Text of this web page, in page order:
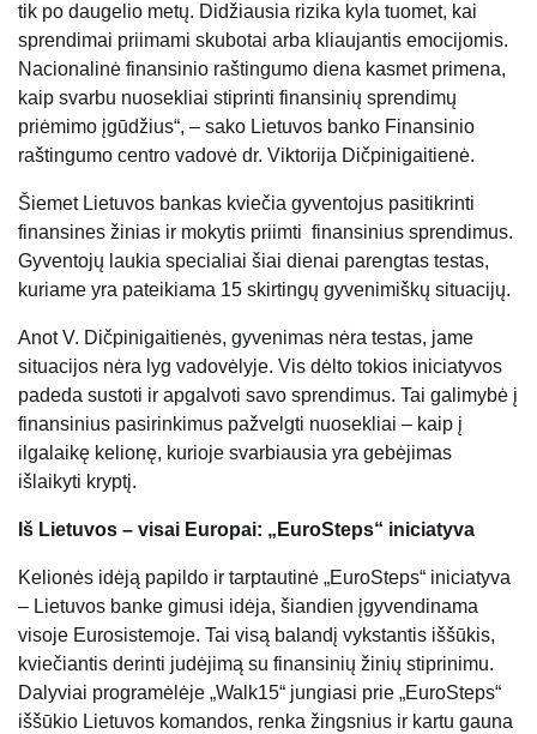
tik po daugelio metų. Didžiausia rizika kyla tuomet, kai
sprendimai priimami skubotai arba kliaujantis emocijomis.
Nacionalinė finansinio raštingumo diena kasmet primena,
kaip svarbu nuosekliai stiprinti finansinių sprendimų
priėmimo įgūdžius“, – sako Lietuvos banko Finansinio
raštingumo centro vadovė dr. Viktorija Dičpinigaitienė.
Šiemet Lietuvos bankas kviečia gyventojus pasitikrinti
finansines žinias ir mokytis priimti finansinius sprendimus.
Gyventojų laukia specialiai šiai dienai parengtas testas,
kuriame yra pateikiama 15 skirtingų gyvenimiškų situacijų.
Anot V. Dičpinigaitienės, gyvenimas nėra testas, jame
situacijos nėra lyg vadovėlyje. Vis dėlto tokios iniciatyvos
padeda sustoti ir apgalvoti savo sprendimus. Tai galimybė į
finansinius pasirinkimus pažvelgti nuosekliai – kaip į
ilgalaikę kelionę, kurioje svarbiausia yra gebėjimas
išlaikyti kryptį.
Iš Lietuvos – visai Europai: „EuroSteps“ iniciatyva
Kelionės idėją papildo ir tarptautinė „EuroSteps“ iniciatyva
– Lietuvos banke gimusi idėja, šiandien įgyvendinama
visoje Eurosistemoje. Tai visą balandį vykstantis iššūkis,
kviečiantis derinti judėjimą su finansinių žinių stiprinimu.
Dalyviai programėlėje „Walk15“ jungiasi prie „EuroSteps“
iššūkio Lietuvos komandos, renka žingsnius ir kartu gauna